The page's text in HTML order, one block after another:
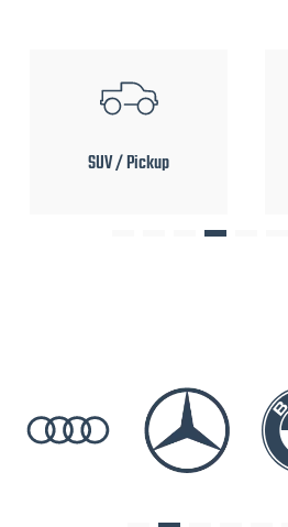
SUV / Pickup